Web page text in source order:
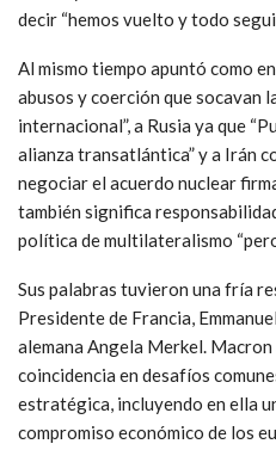
decir “hemos vuelto y todo
Al mismo tiempo apuntó como
abusos y coerción que socavan
internacional”, a Rusia ya que
alianza transatlántica” y a Irán
negociar el acuerdo nuclear
también significa
política de multilateralismo
Sus palabras tuvieron una fría
Presidente de Francia,
alemana Angela Merkel.
coincidencia en desafíos
estratégica, incluyendo en ella
compromiso económico de los